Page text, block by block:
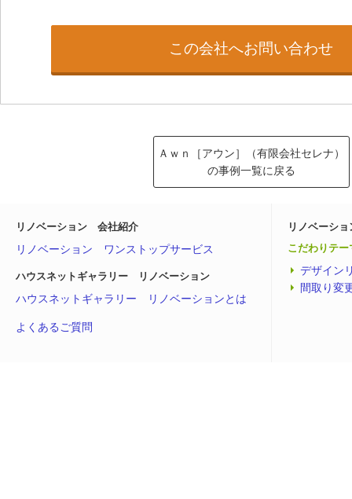
この会社へお問い合わせ
Ａｗｎ［アウン］（有限会社セレナ）
の事例一覧に戻る
リノベーション 会社紹介
リノベーション ワンストップサービス
ハウスネットギャラリー リノベーション
ハウスネットギャラリー リノベーションとは
よくあるご質問
リノベーシ
こだわりテー
デザイン
間取り変